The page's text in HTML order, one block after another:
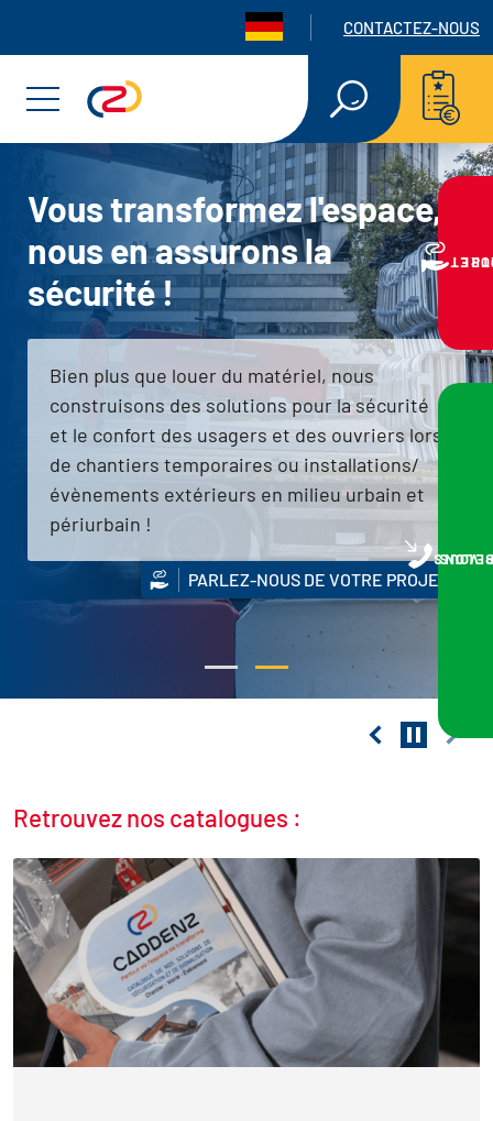
au
menu
au
contenu
principal
au
pied
de
page
Navigation
CONTACTEZ-NOUS
Menu
TEXTE
Vous transformez l'espace,
nous en assurons la
sécurité !
Bien plus que louer du matériel, nous
construisons des solutions pour la sécurité
et le confort des usagers et des ouvriers lors
de chantiers temporaires ou installations/
évènements extérieurs en milieu urbain et
périurbain !
PARLEZ-NOUS DE VOTRE PROJET
Retrouvez nos catalogues :
VOTRE
NOUS VOUS
Panneau de gestion des cookies